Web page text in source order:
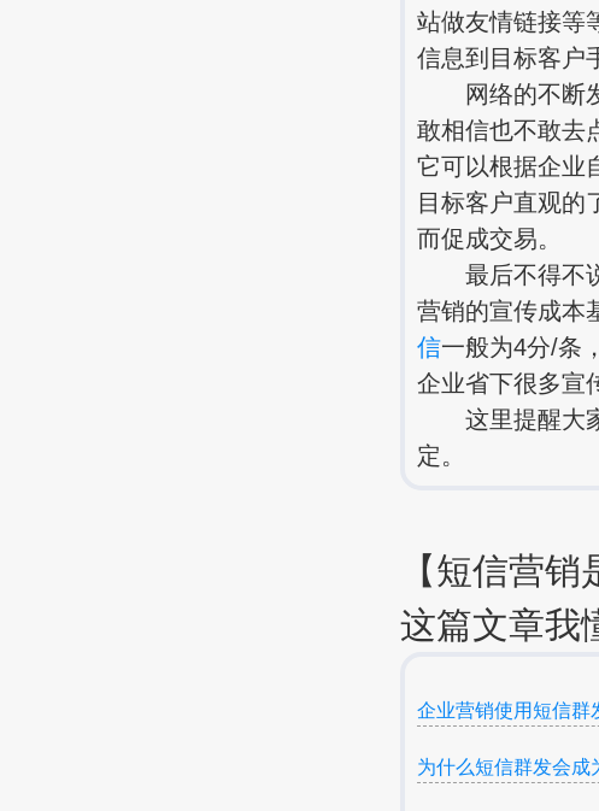
站做友情链接等
信息到目标客户
网络的不断发
敢相信也不敢去
它可以根据企业
目标客户直观的
而促成交易。
最后不得不说
营销的宣传成本
信一般为4分/条
企业省下很多宣
这里提醒大家
定。
【短信营
这篇文章我
企业营销使用短信群
为什么短信群发会成